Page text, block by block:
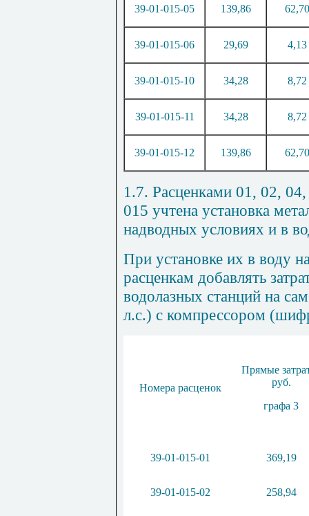
39-01-015-05 139,86 62,70
39-01-015-06 29,69 4,13
39-01-015-10 34,28 8,72
39-01-015-11 34,28 8,72
39-01-015-12 139,86 62,70
1.7. Расценками 01, 02,
015 учтена установка
надводных условиях и в
При установке их в воду
расценкам добавлять
водолазных станций на
л.с.) с компрессором
Номера расценок
Прямые
руб.
графа 3
39-01-015-01 369,19
39-01-015-02 258,94